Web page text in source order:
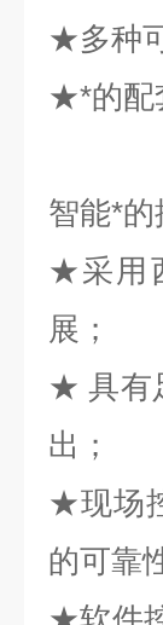
★多种
★*的配
智能*
★采用
展；
★ 具有
出；
★现场
的可靠